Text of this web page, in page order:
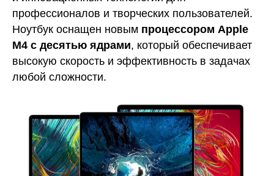
профессионалов и творческих пользователей.
Ноутбук оснащен новым процессором Apple
M4 с десятью ядрами, который обеспечивает
высокую скорость и эффективность в задачах
любой сложности.